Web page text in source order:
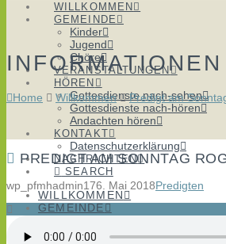
WILLKOMMEN
GEMEINDE
Kinder
Jugend
Chöre
VERANSTALTUNGEN
HÖREN
Gottesdienste nach-sehen
Gottesdienste nach-hören
Andachten hören
KONTAKT
Datenschutzerklärung
NACHRICHTEN
SEARCH
WILLKOMMEN
GEMEINDE
Jugend
INFORMATIONEN
Home Willkommen Predigt am
PREDIGT AM SONNTAG
wp_pfmhadmin176. Mai 2018Predigten